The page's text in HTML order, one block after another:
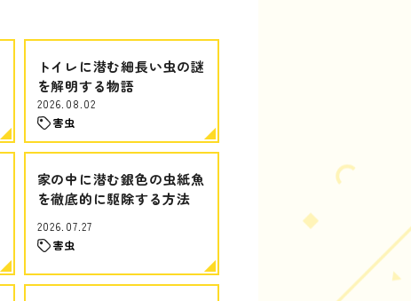
トイレに潜む細長い虫の謎
を解明する物語
2026.08.02
害虫
家の中に潜む銀色の虫紙魚
を徹底的に駆除する方法
2026.07.27
害虫